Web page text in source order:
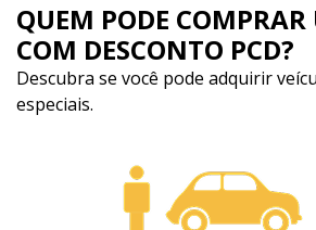
QUEM PODE COMPRAR
COM DESCONTO PCD?
Descubra se você pode adquirir
especiais.